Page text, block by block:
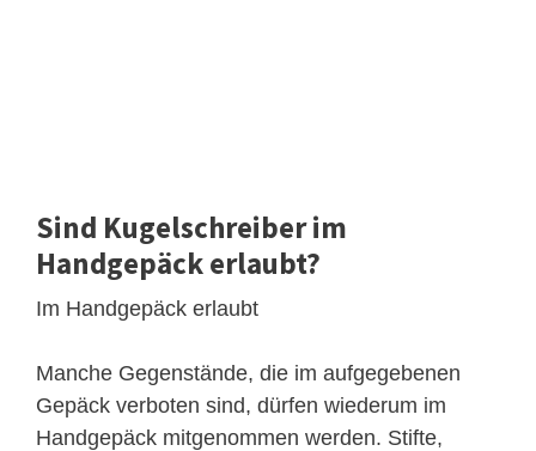
Sind Kugelschreiber im
Handgepäck erlaubt?
Im Handgepäck erlaubt
Manche Gegenstände, die im aufgegebenen
Gepäck verboten sind, dürfen wiederum im
Handgepäck mitgenommen werden. Stifte,